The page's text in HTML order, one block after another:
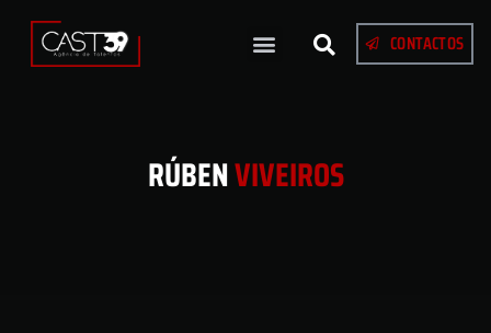
CONTACTOS
RÚBENVIVEIROS